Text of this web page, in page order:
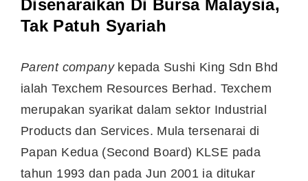
Disenaraikan Di Bursa Malaysia,
Tak Patuh Syariah
Parent companykepada Sushi King Sdn Bhd
ialah Texchem Resources Berhad. Texchem
merupakan syarikat dalam sektor Industrial
Products dan Services. Mula tersenarai di
Papan Kedua (Second Board) KLSE pada
tahun 1993 dan pada Jun 2001 ia ditukar